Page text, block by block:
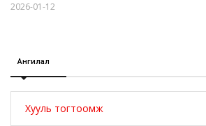
2026-01-12
Ангилал
Хууль тогтоомж